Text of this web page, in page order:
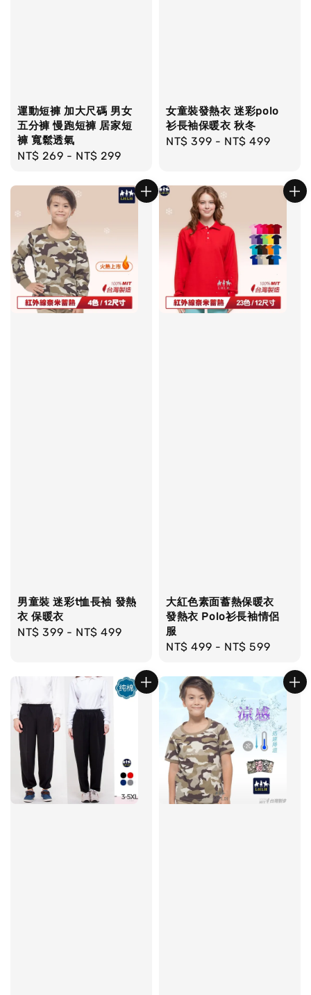
運動短褲 加大尺碼 男女
五分褲 慢跑短褲 居家短
褲 寬鬆透氣
Regular
NT$ 269 - NT$ 299
女童裝發熱衣 迷彩polo
衫長袖保暖衣 秋冬
Regular
NT$ 399 - NT$ 499
男童裝 迷彩t恤長袖 發熱
衣 保暖衣
Regular
NT$ 399 - NT$ 499
大紅色素面蓄熱保暖衣
發熱衣 Polo衫長袖情侶
服
Regular
NT$ 499 - NT$ 599